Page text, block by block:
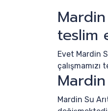
teslim
Evet Mardin
çalışmamızı
Mardin Su